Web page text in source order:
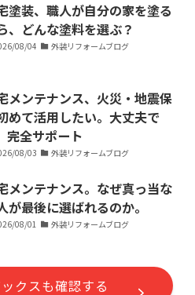
塗装、職人が自分の家を塗る
、どんな塗料を選ぶ？
08/04 外装リフォームブログ
メンテナンス、火災・地震保
めて活用したい。大丈夫で
完全サポート
08/03 外装リフォームブログ
メンテナンス。なぜ真っ当な
が最後に選ばれるのか。
08/01 外装リフォームブログ
クスも確認する